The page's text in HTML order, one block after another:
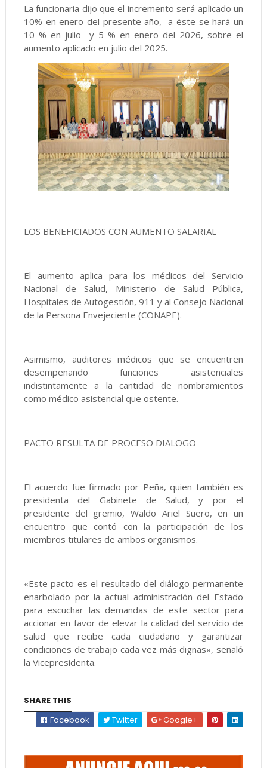
La funcionaria dijo que el incremento será aplicado un
10% en enero del presente año, a éste se hará un
10 % en julio y 5 % en enero del 2026, sobre el
aumento aplicado en julio del 2025.
LOS BENEFICIADOS CON AUMENTO SALARIAL
El aumento aplica para los médicos del Servicio
Nacional de Salud, Ministerio de Salud Pública,
Hospitales de Autogestión, 911 y al Consejo Nacional
de la Persona Envejeciente (CONAPE).
Asimismo, auditores médicos que se encuentren
desempeñando funciones asistenciales
indistintamente a la cantidad de nombramientos
como médico asistencial que ostente.
PACTO RESULTA DE PROCESO DIALOGO
El acuerdo fue firmado por Peña, quien también es
presidenta del Gabinete de Salud, y por el
presidente del gremio, Waldo Ariel Suero, en un
encuentro que contó con la participación de los
miembros titulares de ambos organismos.
«Este pacto es el resultado del diálogo permanente
enarbolado por la actual administración del Estado
para escuchar las demandas de este sector para
accionar en favor de elevar la calidad del servicio de
salud que recibe cada ciudadano y garantizar
condiciones de trabajo cada vez más dignas», señaló
la Vicepresidenta.
SHARE THIS
Facebook
Twitter Google+